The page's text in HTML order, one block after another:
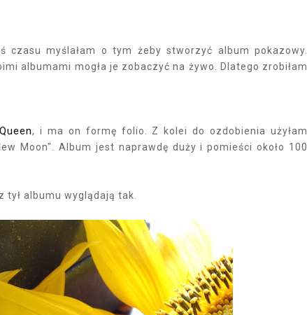
myślałam o tym żeby stworzyć album pokazowy.
albumami mogła je zobaczyć na żywo. Dlatego zrobiłam
, i ma on formę folio. Z kolei do ozdobienia użyłam
Moon". Album jest naprawdę duży i pomieści około 100
tył albumu wyglądają tak.